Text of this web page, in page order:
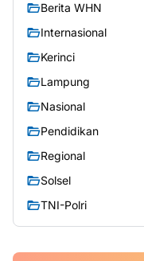
Berita WHN
Internasional
Kerinci
Lampung
Nasional
Pendidikan
Regional
Solsel
TNI-Polri